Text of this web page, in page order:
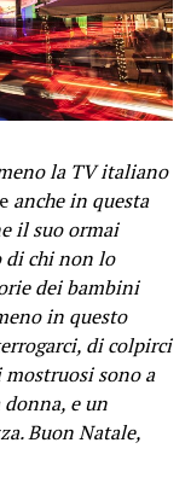
la TV italiano
anche in questa
il suo ormai
di chi non lo
dei bambini
in questo
di colpirci
sono a
e un
Buon Natale,